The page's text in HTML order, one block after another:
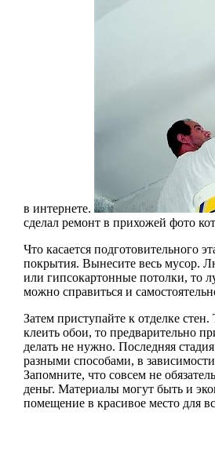
в интернете.
сделал ремонт в прихожей фото
Что касается подготовительного
покрытия. Вынесите весь мусор.
или гипсокартонные потолки, то
можно справиться и
Затем приступайте к отделке
клеить обои, то предварительно
делать не нужно. Последняя
разными способами, в
Запомните, что совсем не
деньг. Материалы могут быть и
помещение в красивое место для